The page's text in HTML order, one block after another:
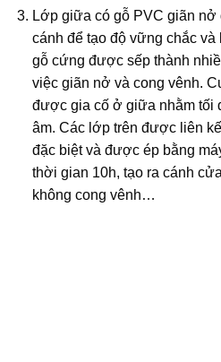
Lớp giữa có gỗ PVC giãn
cánh để tạo độ vững chắc và
gỗ cứng được sếp thành
việc giãn nở và cong vênh.
được gia cố ở giữa nhằm tối
âm. Các lớp trên được liên
đặc biệt và được ép bằng
thời gian 10h, tạo ra cánh
không cong vênh…